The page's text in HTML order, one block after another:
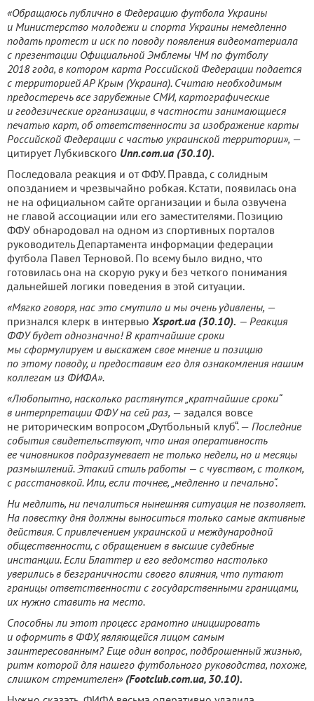
«Обращаюсь публично в Федерацию футбола Украины
и Министерство молодежи и спорта Украины немедленно
подать протест и иск по поводу появления видеоматериала
с презентации Официальной Эмблемы ЧМ по футболу
2018 года, в котором карта Российской Федерации подается
с территорией АР Крым (Украина). Считаю необходимым
предостеречь все зарубежные СМИ, картографические
и геодезические организации, в частности занимающиеся
печатью карт, об ответственности за изображение карты
Российской Федерации с частью украинской территории», —
цитирует Лубкивского Unn.com.ua (30.10).
Последовала реакция и от ФФУ. Правда, с солидным
опозданием и чрезвычайно робкая. Кстати, появилась она
не на официальном сайте организации и была озвучена
не главой ассоциации или его заместителями. Позицию
ФФУ обнародовал на одном из спортивных порталов
руководитель Департамента информации федерации
футбола Павел Терновой. По всему было видно, что
готовилась она на скорую руку и без четкого понимания
дальнейшей логики поведения в этой ситуации.
«Мягко говоря, нас это смутило и мы очень удивлены, —
признался клерк в интервью Xsport.ua (30.10). — Реакция
ФФУ будет однозначно! В кратчайшие сроки
мы сформулируем и выскажем свое мнение и позицию
по этому поводу, и предоставим его для ознакомления нашим
коллегам из ФИФА».
«Любопытно, насколько растянутся „кратчайшие сроки“
в интерпретации ФФУ на сей раз, — задался вовсе
не риторическим вопросом „Футбольный клуб“. — Последние
события свидетельствуют, что иная оперативность
ее чиновников подразумевает не только недели, но и месяцы
размышлений. Этакий стиль работы — с чувством, с толком,
с расстановкой. Или, если точнее, „медленно и печально“.
Ни медлить, ни печалиться нынешняя ситуация не позволяет.
На повестку дня должны выноситься только самые активные
действия. С привлечением украинской и международной
общественности, с обращением в высшие судебные
инстанции. Если Блаттер и его ведомство настолько
уверились в безграничности своего влияния, что путают
границы ответственности с государственными границами,
их нужно ставить на место.
Способны ли этот процесс грамотно инициировать
и оформить в ФФУ, являющейся лицом самым
заинтересованным? Еще один вопрос, подброшенный жизнью,
ритм которой для нашего футбольного руководства, похоже,
слишком стремителен» (Footclub.com.ua, 30.10).